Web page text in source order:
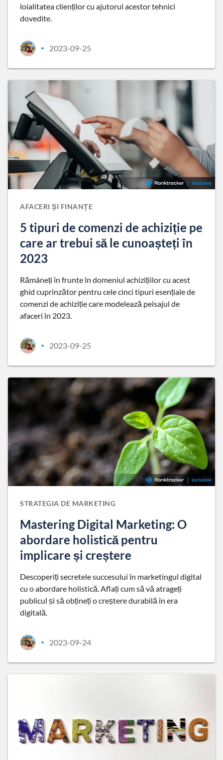
loialitatea clienților cu ajutorul acestor tehnici
dovedite.
• 2023-09-25
AFACERI ȘI FINANȚE
5 tipuri de comenzi de achiziție pe
care ar trebui să le cunoașteți în
2023
Rămâneți în frunte în domeniul achizițiilor cu acest
ghid cuprinzător pentru cele cinci tipuri esențiale de
comenzi de achiziție care modelează peisajul de
afaceri în 2023.
• 2023-09-25
STRATEGIA DE MARKETING
Mastering Digital Marketing: O
abordare holistică pentru
implicare și creștere
Descoperiți secretele succesului în marketingul digital
cu o abordare holistică. Aflați cum să vă atrageți
publicul și să obțineți o creștere durabilă în era
digitală.
• 2023-09-24